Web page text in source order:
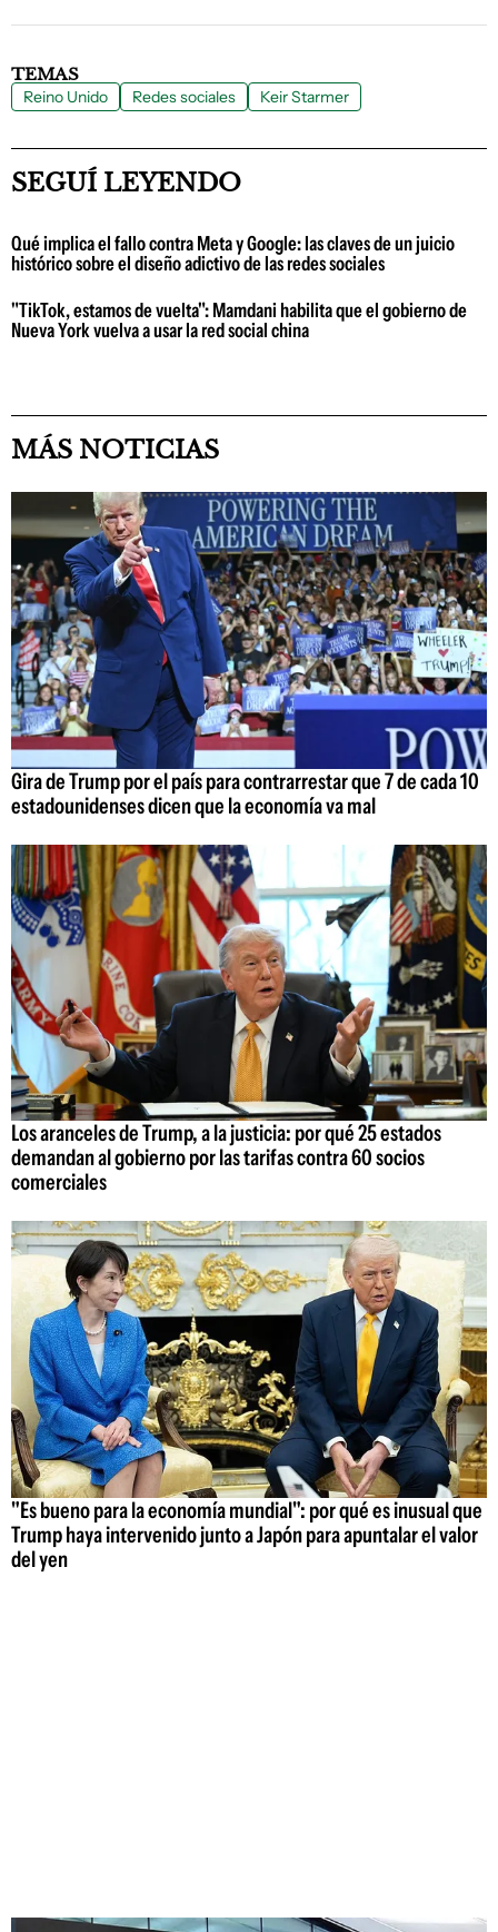
TEMAS
Reino Unido Redes sociales Keir Starmer
SEGUÍ LEYENDO
Qué implica el fallo contra Meta y Google: las claves de un juicio
histórico sobre el diseño adictivo de las redes sociales
"TikTok, estamos de vuelta": Mamdani habilita que el gobierno de
Nueva York vuelva a usar la red social china
MÁS NOTICIAS
Gira de Trump por el país para contrarrestar que 7 de cada 10
estadounidenses dicen que la economía va mal
Los aranceles de Trump, a la justicia: por qué 25 estados
demandan al gobierno por las tarifas contra 60 socios
comerciales
"Es bueno para la economía mundial": por qué es inusual que
Trump haya intervenido junto a Japón para apuntalar el valor
del yen